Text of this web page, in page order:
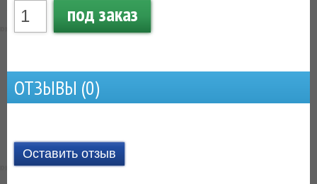
под заказ
ОТЗЫВЫ (0)
Оставить отзыв